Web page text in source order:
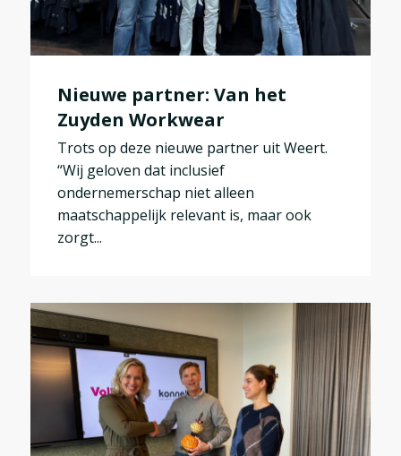
Nieuwe partner: Van het
Zuyden Workwear
Trots op deze nieuwe partner uit Weert.
“Wij geloven dat inclusief
ondernemerschap niet alleen
maatschappelijk relevant is, maar ook
zorgt...